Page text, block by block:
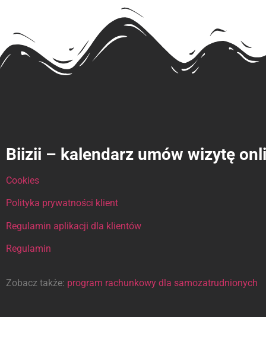
Biizii – kalendarz umów wizytę
Cookies
Polityka prywatności klient
Regulamin aplikacji dla klientów
Regulamin
Zobacz także: program rachunkowy dla samozatrudnionych